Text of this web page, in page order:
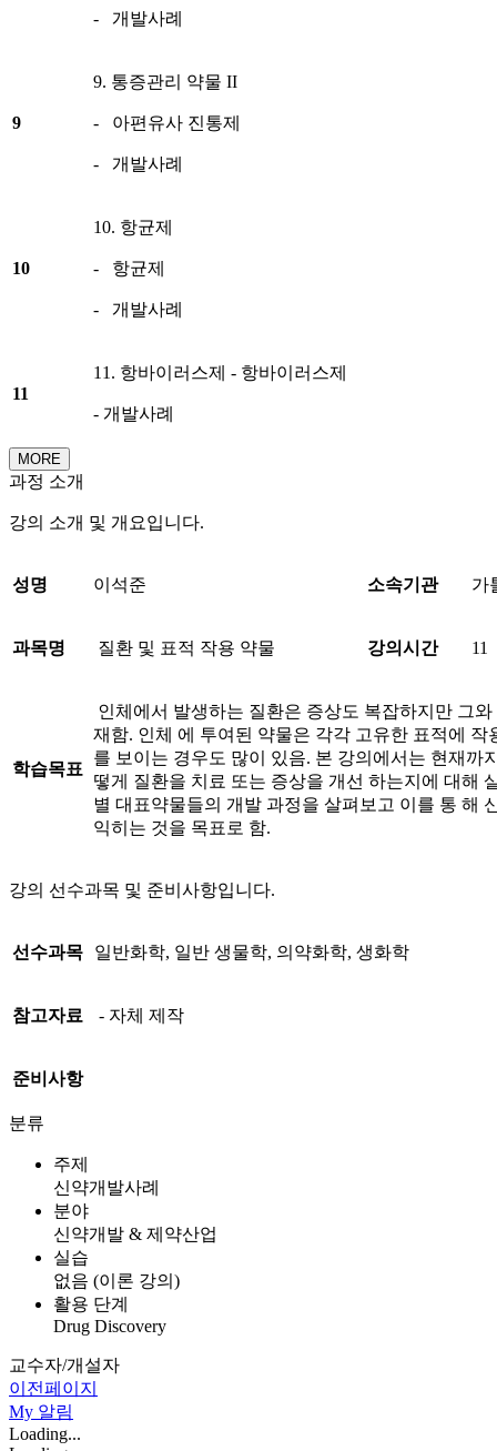
- 개발사례
9
9. 통증관리 약물 II
- 아편유사 진통제
- 개발사례
10
10. 항균제
- 항균제
- 개발사례
11
11. 항바이러스제 - 항바이러스제
- 개발사례
MORE
과정 소개
강의 소개 및 개요입니다.
성명 이석준 소속기관 가
과목명 질환 및 표적 작용 약물 강의시간 11
학습목표
인체에서 발생하는 질환은 증상도 복잡하지만 그
재함. 인체 에 투여된 약물은 각각 고유한 표적에 작
를 보이는 경우도 많이 있음. 본 강의에서는 현재까
떻게 질환을 치료 또는 증상을 개선 하는지에 대해
별 대표약물들의 개발 과정을 살펴보고 이를 통 해
익히는 것을 목표로 함.
강의 선수과목 및 준비사항입니다.
선수과목 일반화학, 일반 생물학, 의약화학, 생화학
참고자료 - 자체 제작
준비사항
분류
주제
신약개발사례
분야
신약개발 & 제약산업
실습
없음 (이론 강의)
활용 단계
Drug Discovery
교수자/개설자
이전페이지
My 알림
Loading...